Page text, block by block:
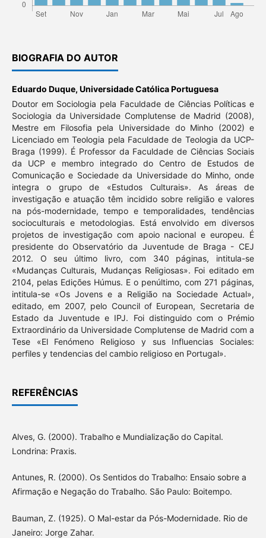
BIOGRAFIA DO AUTOR
Eduardo Duque, Universidade Católica Portuguesa
Doutor em Sociologia pela Faculdade de Ciências Políticas e
Sociologia da Universidade Complutense de Madrid (2008),
Mestre em Filosofia pela Universidade do Minho (2002) e
Licenciado em Teologia pela Faculdade de Teologia da UCP-
Braga (1999). É Professor da Faculdade de Ciências Sociais
da UCP e membro integrado do Centro de Estudos de
Comunicação e Sociedade da Universidade do Minho, onde
integra o grupo de «Estudos Culturais». As áreas de
investigação e atuação têm incidido sobre religião e valores
na pós-modernidade, tempo e temporalidades, tendências
socioculturais e metodologias. Está envolvido em diversos
projetos de investigação com apoio nacional e europeu. É
presidente do Observatório da Juventude de Braga - CEJ
2012. O seu último livro, com 340 páginas, intitula-se
«Mudanças Culturais, Mudanças Religiosas». Foi editado em
2104, pelas Edições Húmus. E o penúltimo, com 271 páginas,
intitula-se «Os Jovens e a Religião na Sociedade Actual»,
editado, em 2007, pelo Council of European, Secretaria de
Estado da Juventude e IPJ. Foi distinguido com o Prémio
Extraordinário da Universidade Complutense de Madrid com a
Tese «El Fenómeno Religioso y sus Influencias Sociales:
perfiles y tendencias del cambio religioso en Portugal».
REFERÊNCIAS
Alves, G. (2000). Trabalho e Mundialização do Capital.
Londrina: Praxis.
Antunes, R. (2000). Os Sentidos do Trabalho: Ensaio sobre a
Afirmação e Negação do Trabalho. São Paulo: Boitempo.
Bauman, Z. (1925). O Mal-estar da Pós-Modernidade. Rio de
Janeiro: Jorge Zahar.